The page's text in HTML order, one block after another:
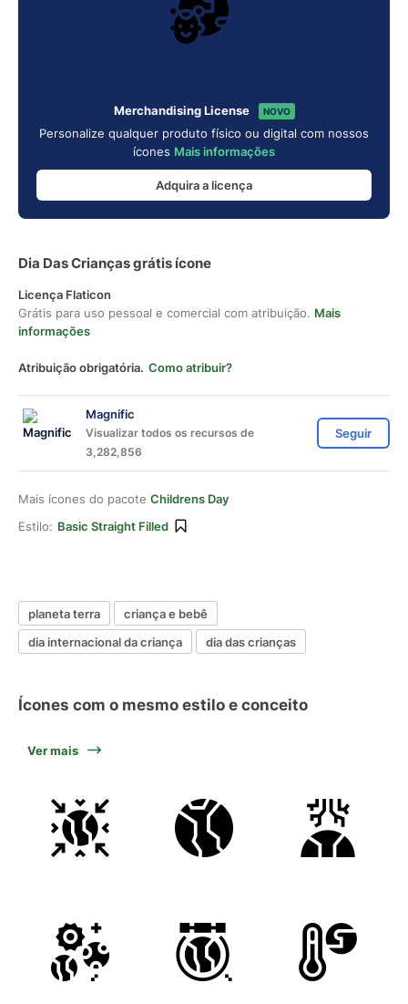
Merchandising License NOVO
Personalize qualquer produto físico ou digital com nossos
ícones Mais informações
Adquira a licença
Dia Das Crianças grátis ícone
Licença Flaticon
Grátis para uso pessoal e comercial com atribuição. Mais
informações
Atribuição obrigatória. Como atribuir?
Magnific
Visualizar todos os recursos de
3,282,856
Seguir
Mais ícones do pacote Childrens Day
Estilo: Basic Straight Filled
planeta terra
criança e bebê
dia internacional da criança
dia das crianças
Ícones com o mesmo estilo e conceito
Ver mais